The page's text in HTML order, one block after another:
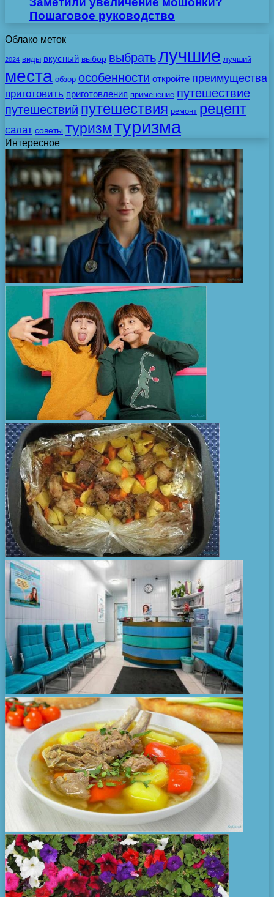
Пошаговое руководство
Облако меток
2024 виды вкусный выбор выбратьлучшие лучший
места обзор особенности откройте преимущества
приготовить приготовления применение путешествие
путешествий путешествия ремонт рецепт
салат советы туризмтуризма
Интересное